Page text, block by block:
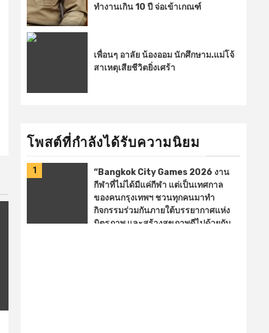
ทำงานเกิน 10 ปี จ่อเข้าเกณฑ์
เพื่อนๆ อาลัย น้องออม นักศึกษาม.แม่โจ้
สาเหตุเสียชีวิตยิ่งเศร้า
โพสต์ที่กำลังได้รับความนิยม
1
“Bangkok City Games 2026 งาน
กีฬาที่ไม่ได้มีแค่กีฬา แต่เป็นเทศกาล
ของคนกรุงเทพฯ ชวนทุกคนมาทำ
กิจกรรมร่วมกันภายใต้บรรยากาศแห่ง
มิตรภาพ และสร้างสุขภาพดีไปด้วยกัน